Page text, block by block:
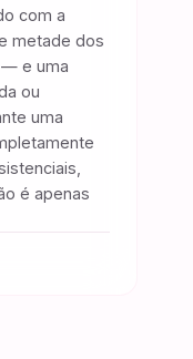
com a
metade dos
— e uma
ou
uma
é apenas